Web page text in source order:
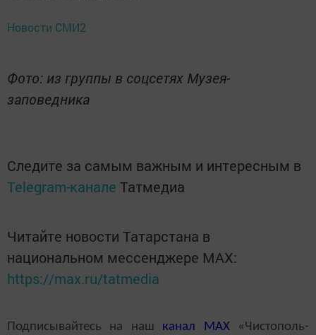
Новости СМИ2
Фото: из группы в соцсетях Музея-
заповедника
Следите за самым важным и интересным в
Telegram-канале Татмедиа
Читайте новости Татарстана в
национальном мессенджере MАХ:
https://max.ru/tatmedia
Подписывайтесь на наш канал MAX«Чистополь-